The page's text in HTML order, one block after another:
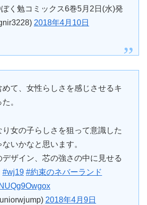
く勉コミックス6巻5月2日(水)発
2018年4月10日
て、女性らしさを感じさせるキ
。
り女の子らしさを狙って意識した
いかなと思います。
デザイン、芯の強さの中に見せる
#wj19 #約束のネバーランド
2018年4月9日